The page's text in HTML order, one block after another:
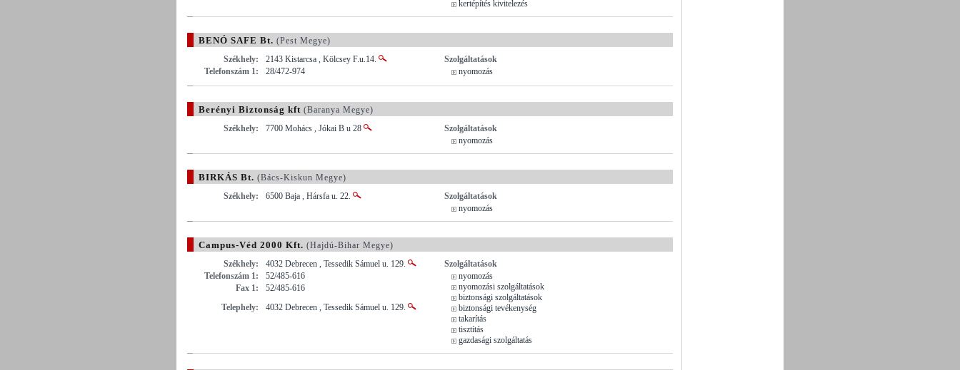
kertépítés kivitelezés
BENÓ SAFE Bt. (Pest Megye)
Székhely:
2143 Kistarcsa , Kölcsey F.u.14.
Telefonszám 1:
28/472-974
Szolgáltatások
nyomozás
Berényi Biztonság kft (Baranya Megye)
Székhely:
7700 Mohács , Jókai B u 28
Szolgáltatások
nyomozás
BIRKÁS Bt. (Bács-Kiskun Megye)
Székhely:
6500 Baja , Hársfa u. 22.
Szolgáltatások
nyomozás
Campus-Véd 2000 Kft. (Hajdú-Bihar Megye)
Székhely:
4032 Debrecen , Tessedik Sámuel u. 129.
Telefonszám 1:
52/485-616
Fax 1:
52/485-616
Telephely:
4032 Debrecen , Tessedik Sámuel u. 129.
Szolgáltatások
nyomozás
nyomozási szolgáltatások
biztonsági szolgáltatások
biztonsági tevékenység
takarítás
tisztítás
gazdasági szolgáltatás